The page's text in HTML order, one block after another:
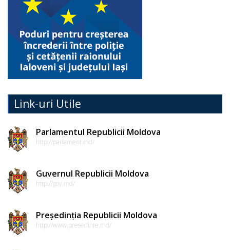
Link-uri Utile
Parlamentul Republicii Moldova
http://parlament.md/
Guvernul Republicii Moldova
http://gov.md/
Președinția Republicii Moldova
http://www.presedinte.md/